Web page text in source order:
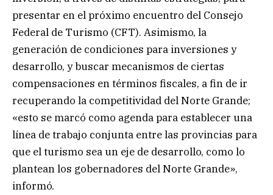
presentar en el próximo encuentro del Consejo
Federal de Turismo (CFT). Asimismo, la
generación de condiciones para inversiones y
desarrollo, y buscar mecanismos de ciertas
compensaciones en términos fiscales, a fin de ir
recuperando la competitividad del Norte Grande;
«esto se marcó como agenda para establecer una
línea de trabajo conjunta entre las provincias para
que el turismo sea un eje de desarrollo, como lo
plantean los gobernadores del Norte Grande»,
informó.